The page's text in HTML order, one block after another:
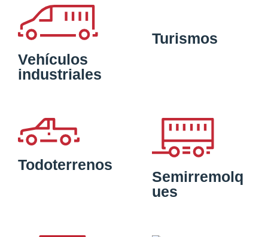
Vehículos
industriales
Turismos
Todoterrenos
Semirremolq
ues